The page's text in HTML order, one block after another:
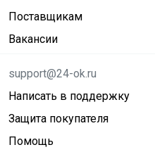
Поставщикам
Вакансии
support@24-ok.ru
Написать в поддержку
Защита покупателя
Помощь